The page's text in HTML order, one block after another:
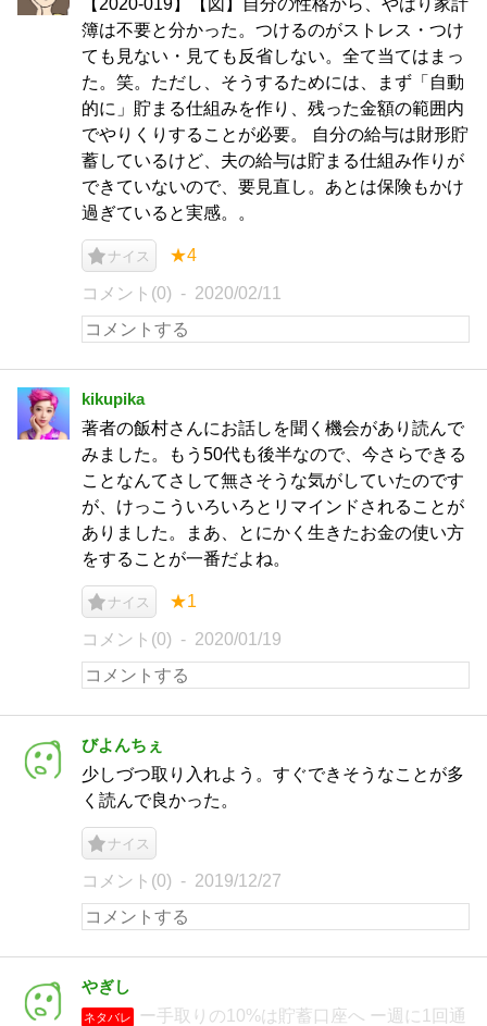
【2020-019】【図】自分の性格から、やはり家計
簿は不要と分かった。つけるのがストレス・つけ
ても見ない・見ても反省しない。全て当てはまっ
た。笑。ただし、そうするためには、まず「自動
的に」貯まる仕組みを作り、残った金額の範囲内
でやりくりすることが必要。 自分の給与は財形貯
蓄しているけど、夫の給与は貯まる仕組み作りが
できていないので、要見直し。あとは保険もかけ
過ぎていると実感。。
ナイス ★4
コメント(0) 2020/02/11
kikupika
著者の飯村さんにお話しを聞く機会があり読んで
みました。もう50代も後半なので、今さらできる
ことなんてさして無さそうな気がしていたのです
が、けっこういろいろとリマインドされることが
ありました。まあ、とにかく生きたお金の使い方
をすることが一番だよね。
ナイス ★1
コメント(0) 2020/01/19
びよんちぇ
少しづつ取り入れよう。すぐできそうなことが多
く読んで良かった。
ナイス
コメント(0) 2019/12/27
やぎし
ネタバレ
ー手取りの10%は貯蓄口座へ ー週に1回通